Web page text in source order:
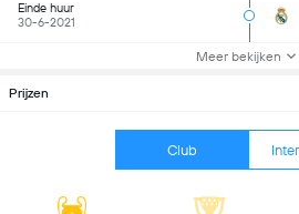
Einde huur
30-6-2021
Meer bekijken
Prijzen
Club